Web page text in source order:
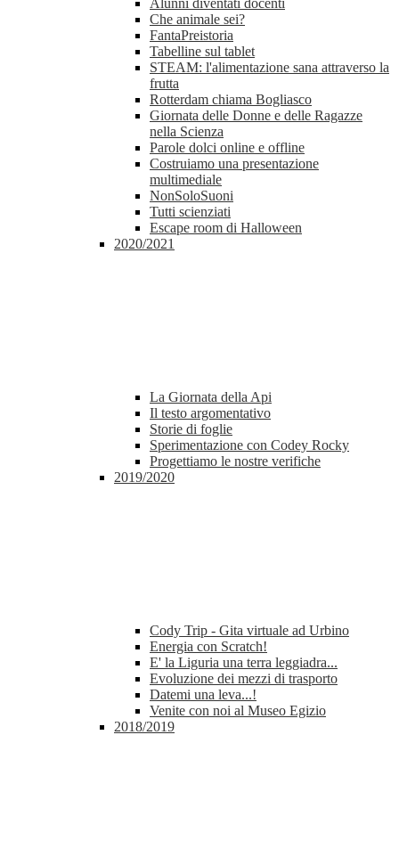
Alunni diventati docenti
Che animale sei?
FantaPreistoria
Tabelline sul tablet
STEAM: l'alimentazione sana attraverso la
frutta
Rotterdam chiama Bogliasco
Giornata delle Donne e delle Ragazze
nella Scienza
Parole dolci online e offline
Costruiamo una presentazione
multimediale
NonSoloSuoni
Tutti scienziati
Escape room di Halloween
2020/2021
La Giornata della Api
Il testo argomentativo
Storie di foglie
Sperimentazione con Codey Rocky
Progettiamo le nostre verifiche
2019/2020
Cody Trip - Gita virtuale ad Urbino
Energia con Scratch!
E' la Liguria una terra leggiadra...
Evoluzione dei mezzi di trasporto
Datemi una leva...!
Venite con noi al Museo Egizio
2018/2019